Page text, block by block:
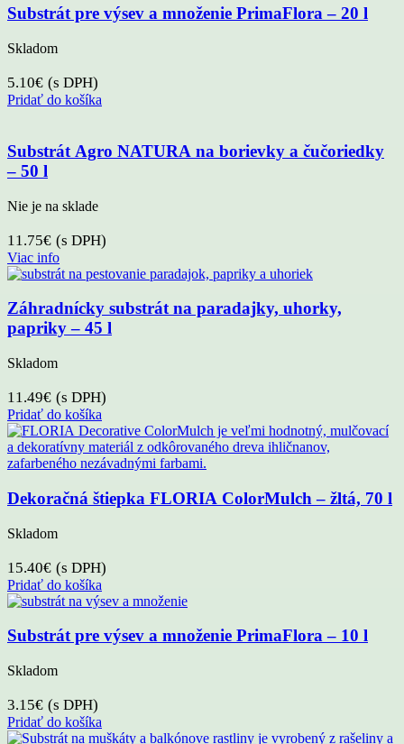
Substrát pre výsev a množenie PrimaFlora – 20 l
Skladom
5.10€ (s DPH)
Pridať do košíka
Substrát Agro NATURA na borievky a čučoriedky
– 50 l
Nie je na sklade
11.75€ (s DPH)
Viac info
Záhradnícky substrát na paradajky, uhorky,
papriky – 45 l
Skladom
11.49€ (s DPH)
Pridať do košíka
Dekoračná štiepka FLORIA ColorMulch – žltá, 70 l
Skladom
15.40€ (s DPH)
Pridať do košíka
Substrát pre výsev a množenie PrimaFlora – 10 l
Skladom
3.15€ (s DPH)
Pridať do košíka